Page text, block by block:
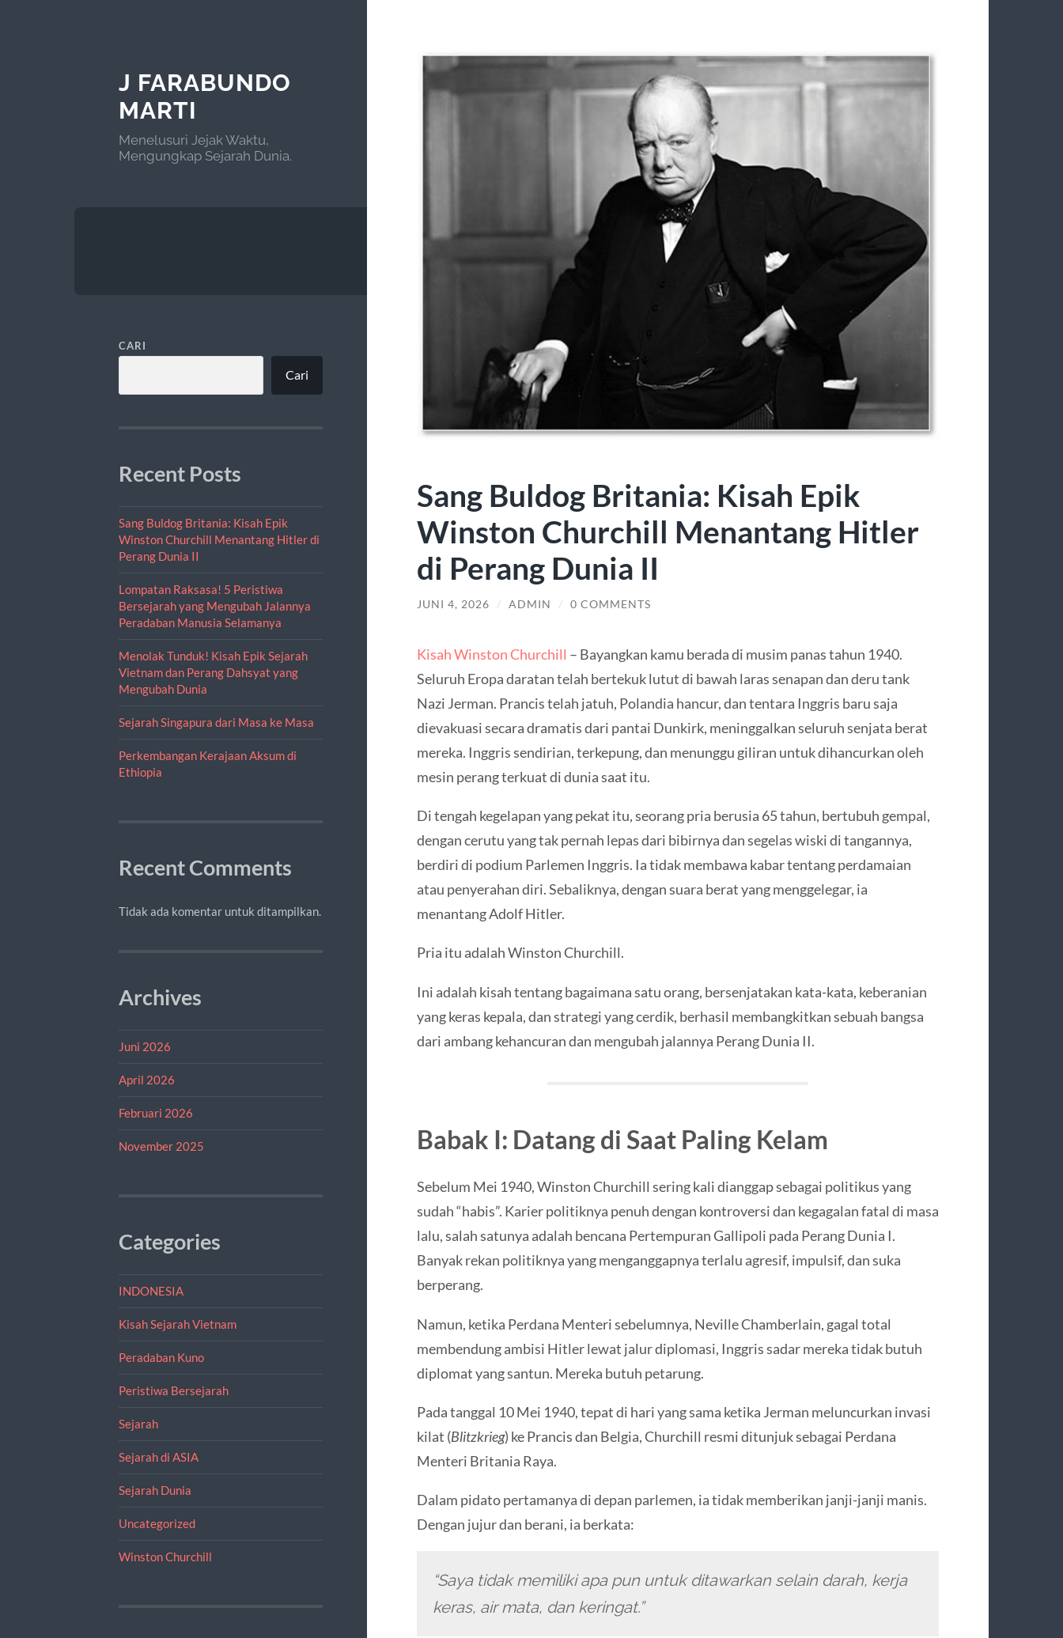
J FARABUNDO
MARTI
Menelusuri Jejak Waktu,
Mengungkap Sejarah Dunia.
CARI
Cari
Recent Posts
Sang Buldog Britania: Kisah Epik
Winston Churchill Menantang Hitler di
Perang Dunia II
Lompatan Raksasa! 5 Peristiwa
Bersejarah yang Mengubah Jalannya
Peradaban Manusia Selamanya
Menolak Tunduk! Kisah Epik Sejarah
Vietnam dan Perang Dahsyat yang
Mengubah Dunia
Sejarah Singapura dari Masa ke Masa
Perkembangan Kerajaan Aksum di
Ethiopia
Recent Comments
Tidak ada komentar untuk ditampilkan.
Archives
Juni 2026
April 2026
Februari 2026
November 2025
Categories
INDONESIA
Kisah Sejarah Vietnam
Peradaban Kuno
Peristiwa Bersejarah
Sejarah
Sejarah di ASIA
Sejarah Dunia
Uncategorized
Winston Churchill
Sang Buldog Britania: Kisah Epik
Winston Churchill Menantang Hitler
di Perang Dunia II
JUNI 4, 2026 / ADMIN / 0 COMMENTS
Kisah Winston Churchill – Bayangkan kamu berada di musim panas tahun 1940.
Seluruh Eropa daratan telah bertekuk lutut di bawah laras senapan dan deru tank
Nazi Jerman. Prancis telah jatuh, Polandia hancur, dan tentara Inggris baru saja
dievakuasi secara dramatis dari pantai Dunkirk, meninggalkan seluruh senjata berat
mereka. Inggris sendirian, terkepung, dan menunggu giliran untuk dihancurkan oleh
mesin perang terkuat di dunia saat itu.
Di tengah kegelapan yang pekat itu, seorang pria berusia 65 tahun, bertubuh gempal,
dengan cerutu yang tak pernah lepas dari bibirnya dan segelas wiski di tangannya,
berdiri di podium Parlemen Inggris. Ia tidak membawa kabar tentang perdamaian
atau penyerahan diri. Sebaliknya, dengan suara berat yang menggelegar, ia
menantang Adolf Hitler.
Pria itu adalah Winston Churchill.
Ini adalah kisah tentang bagaimana satu orang, bersenjatakan kata-kata, keberanian
yang keras kepala, dan strategi yang cerdik, berhasil membangkitkan sebuah bangsa
dari ambang kehancuran dan mengubah jalannya Perang Dunia II.
Babak I: Datang di Saat Paling Kelam
Sebelum Mei 1940, Winston Churchill sering kali dianggap sebagai politikus yang
sudah “habis”. Karier politiknya penuh dengan kontroversi dan kegagalan fatal di masa
lalu, salah satunya adalah bencana Pertempuran Gallipoli pada Perang Dunia I.
Banyak rekan politiknya yang menganggapnya terlalu agresif, impulsif, dan suka
berperang.
Namun, ketika Perdana Menteri sebelumnya, Neville Chamberlain, gagal total
membendung ambisi Hitler lewat jalur diplomasi, Inggris sadar mereka tidak butuh
diplomat yang santun. Mereka butuh petarung.
Pada tanggal 10 Mei 1940, tepat di hari yang sama ketika Jerman meluncurkan invasi
kilat (Blitzkrieg) ke Prancis dan Belgia, Churchill resmi ditunjuk sebagai Perdana
Menteri Britania Raya.
Dalam pidato pertamanya di depan parlemen, ia tidak memberikan janji-janji manis.
Dengan jujur dan berani, ia berkata:
“Saya tidak memiliki apa pun untuk ditawarkan selain darah, kerja
keras, air mata, dan keringat.”